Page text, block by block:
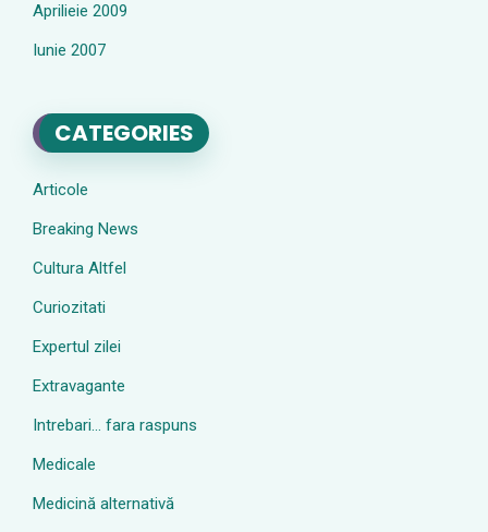
Aprilieie 2009
Iunie 2007
CATEGORIES
Articole
Breaking News
Cultura Altfel
Curiozitati
Expertul zilei
Extravagante
Intrebari… fara raspuns
Medicale
Medicină alternativă